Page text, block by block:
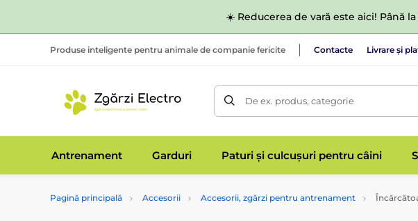
☀️ Reducerea de vară este aici! Până
Produse inteligente pentru animale de companie fericite Contacte Livrare și
De ex. produs, categorie
Antrenament Garduri Paturi și culcușuri pentru câini
Pagină principală Accesorii Accesorii, zgărzi pentru antrenament